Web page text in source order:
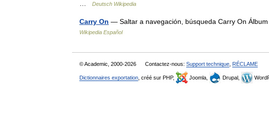
Deutsch Wikipedia
Carry On — Saltar a navegación, búsqueda Carry On
Wikipedia Español
© Academic, 2000-2026 Contactez-nous: Support technique RÉCLAME
Dictionnaires exportation , créé sur PHP, Joomla, Drupal,